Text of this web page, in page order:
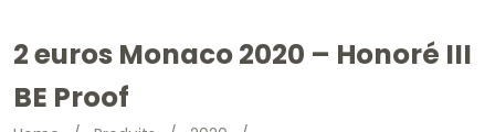
2 euros Monaco 2020 – Honoré III
BE Proof